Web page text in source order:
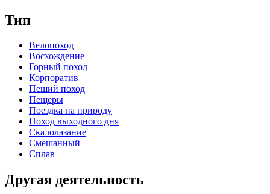
Тип
Велопоход
Восхождение
Горный поход
Корпоратив
Пеший поход
Пещеры
Поездка на природу
Поход выходного дня
Скалолазание
Смешанный
Сплав
Другая деятельность